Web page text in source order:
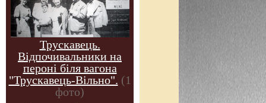
Трускавець.
Відпочивальники на
пероні біля вагона
"Трускавець-Вільно". (1
фото)